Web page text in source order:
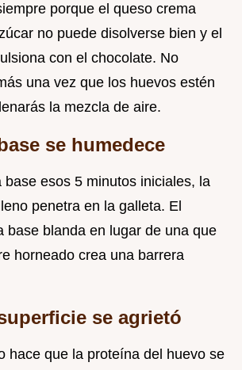
porque el queso crema
no puede disolverse bien y el
con el chocolate. No
una vez que los huevos estén
la mezcla de aire.
se humedece
base esos 5 minutos iniciales, la
penetra en la galleta. El
base blanda en lugar de una que
horneado crea una barrera
se agrietó
hace que la proteína del huevo se